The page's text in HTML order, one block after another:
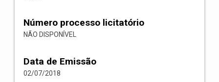
Número processo licitatório
NÃO DISPONÍVEL
Data de Emissão
02/07/2018